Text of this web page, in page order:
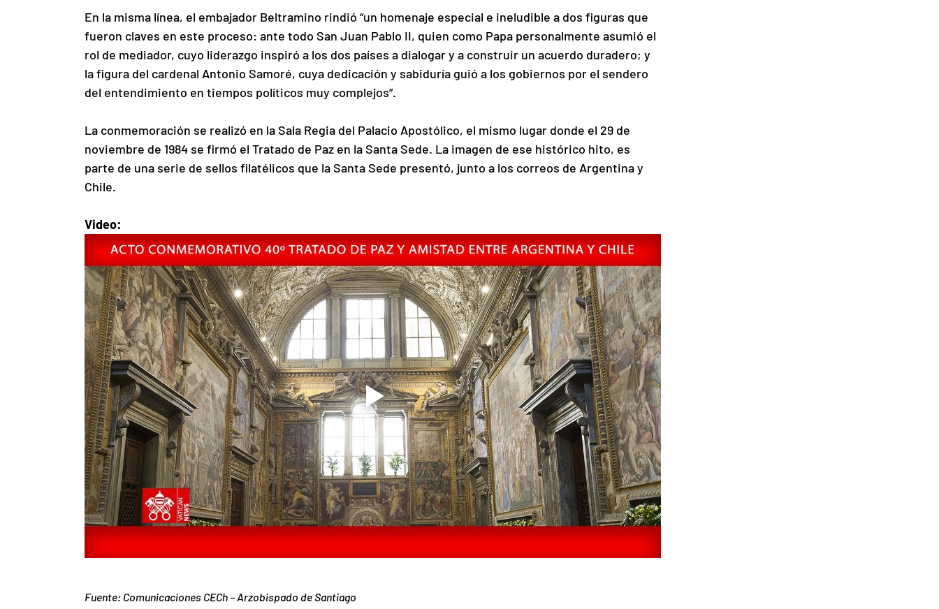
En la misma línea, el embajador Beltramino rindió “un homenaje especial e ineludible a dos figuras que
fueron claves en este proceso: ante todo San Juan Pablo II, quien como Papa personalmente asumió el
rol de mediador, cuyo liderazgo inspiró a los dos países a dialogar y a construir un acuerdo duradero; y
la figura del cardenal Antonio Samoré, cuya dedicación y sabiduría guió a los gobiernos por el sendero
del entendimiento en tiempos políticos muy complejos”.
La conmemoración se realizó en la Sala Regia del Palacio Apostólico, el mismo lugar donde el 29 de
noviembre de 1984 se firmó el Tratado de Paz en la Santa Sede. La imagen de ese histórico hito, es
parte de una serie de sellos filatélicos que la Santa Sede presentó, junto a los correos de Argentina y
Chile.
Video:
Fuente: Comunicaciones CECh – Arzobispado de Santiago